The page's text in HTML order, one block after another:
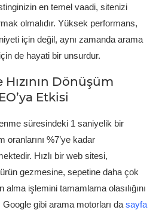
en temel vaadi, sitenizi
olmalıdır. Yüksek performans,
için değil, aynı zamanda arama
de hayati bir unsurdur.
Dönüşüm
Etkisi
süresindeki 1 saniyelik bir
%7’ye kadar
Hızlı bir web sitesi,
ürün gezmesine, sepetine daha çok
alma işlemini tamamlama olasılığını
Google gibi arama motorları da sayfa